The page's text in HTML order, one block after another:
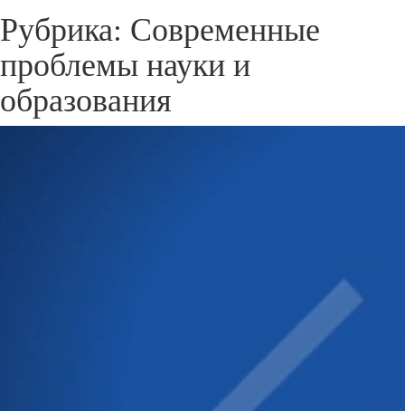
Рубрика: Современные
проблемы науки и
образования